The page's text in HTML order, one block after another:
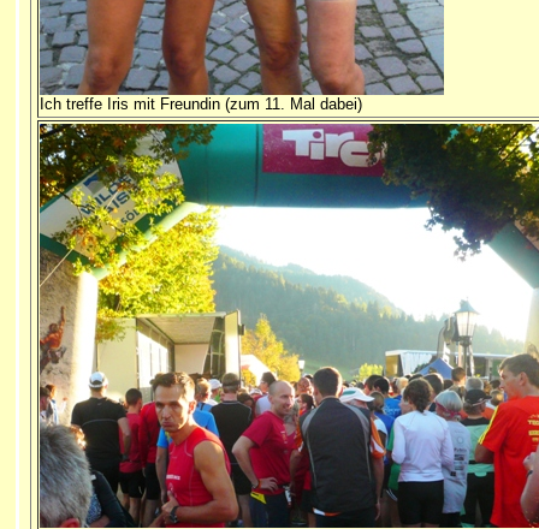
Ich treffe Iris mit Freundin (zum 11. Mal dabei)